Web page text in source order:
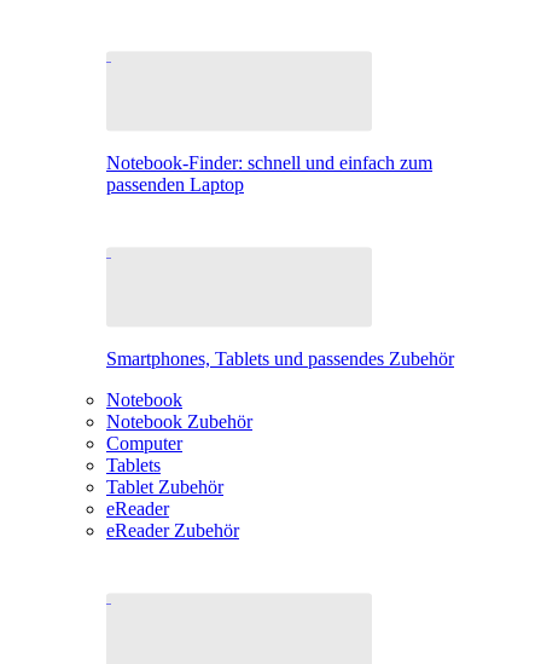
Notebook-Finder: schnell und einfach zum
passenden Laptop
Smartphones, Tablets und passendes Zubehör
Notebook
Notebook Zubehör
Computer
Tablets
Tablet Zubehör
eReader
eReader Zubehör